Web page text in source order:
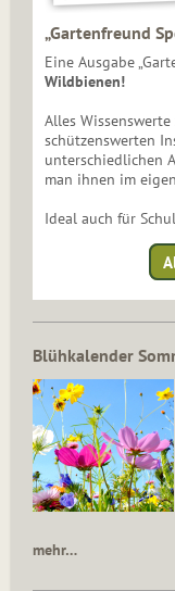
„Gartenfreund
Eine Ausgabe
Wildbienen!
Alles
schützenswerten
unterschiedlichen
man ihnen im
Ideal auch für
Blühkalender
mehr…